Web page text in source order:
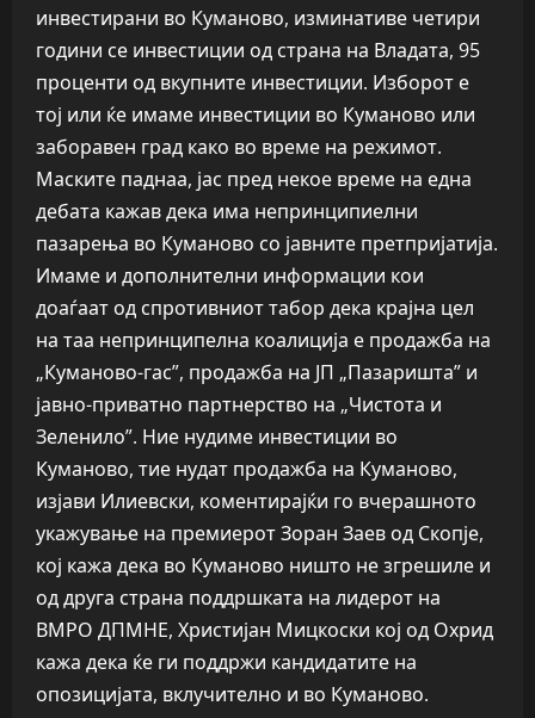
инвестирани во Куманово, изминативе четири
години се инвестиции од страна на Владата, 95
проценти од вкупните инвестиции. Изборот е
тој или ќе имаме инвестиции во Куманово или
заборавен град како во време на режимот.
Маските паднаа, јас пред некое време на една
дебата кажав дека има непринципиелни
пазарења во Куманово со јавните претпријатија.
Имаме и дополнителни информации кои
доаѓаат од спротивниот табор дека крајна цел
на таа непринципелна коалиција е продажба на
„Куманово-гас”, продажба на ЈП „Пазаришта” и
јавно-приватно партнерство на „Чистота и
Зеленило”. Ние нудиме инвестиции во
Куманово, тие нудат продажба на Куманово,
изјави Илиевски, коментирајќи го вчерашното
укажување на премиерот Зоран Заев од Скопје,
кој кажа дека во Куманово ништо не згрешиле и
од друга страна поддршката на лидерот на
ВМРО ДПМНЕ, Христијан Мицкоски кој од Охрид
кажа дека ќе ги поддржи кандидатите на
опозицијата, вклучително и во Куманово.